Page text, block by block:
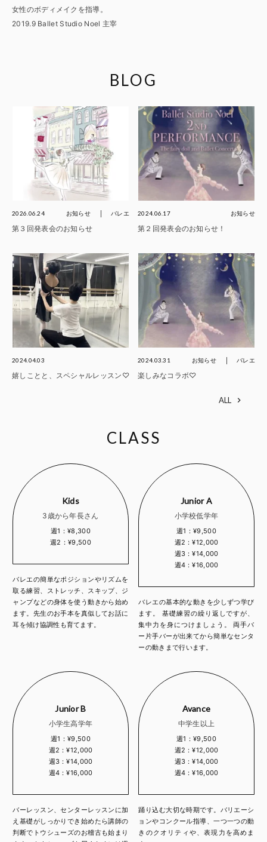
女性のボディメイクを指導。
2019.9 Ballet Studio Noel 主宰
BLOG
2026.06.24 お知らせ バレエ
第３回発表会のお知らせ
2024.06.17 お知らせ
第２回発表会のお知らせ！
2024.04.03
嬉しことと、スペシャルレッスン♡
2024.03.31 お知らせ バレエ
楽しみなコラボ♡
ALL
CLASS
Kids
3歳から年長さん
週1：¥8,300
週2：¥9,500
バレエの簡単なポジションやリズムを
取る練習、ストレッチ、スキップ、ジ
ャンプなどの身体を使う動きから始め
ます。先生のお手本を真似してお話に
耳を傾け協調性も育てます。
Junior A
小学校低学年
週1：¥9,500
週2：¥12,000
週3：¥14,000
週4：¥16,000
バレエの基本的な動きを少しずつ学び
ます。 基礎練習の繰り返しですが、
集中力を身につけましょう。 両手バ
ー片手バーが出来てから簡単なセンタ
ーの動きまで行います。
Junior B
小学生高学年
週1：¥9,500
週2：¥12,000
週3：¥14,000
週4：¥16,000
バーレッスン、センターレッスンに加
え基礎がしっかりでき始めたら講師の
判断でトウシューズのお稽古も始まり
Avance
中学生以上
週1：¥9,500
週2：¥12,000
週3：¥14,000
週4：¥16,000
踊り込む大切な時期です。バリエーシ
ョンやコンクール指導、一つ一つの動
きのクオリティや、表現力を高めま